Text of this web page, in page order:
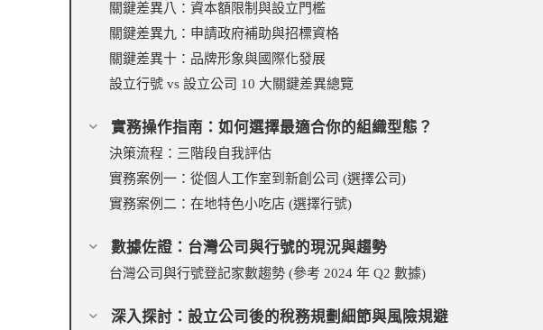
關鍵差異八：資本額限制與設立門檻
關鍵差異九：申請政府補助與招標資格
關鍵差異十：品牌形象與國際化發展
設立行號 vs 設立公司 10 大關鍵差異總覽
實務操作指南：如何選擇最適合你的組織型態？
決策流程：三階段自我評估
實務案例一：從個人工作室到新創公司 (選擇公司)
實務案例二：在地特色小吃店 (選擇行號)
數據佐證：台灣公司與行號的現況與趨勢
台灣公司與行號登記家數趨勢 (參考 2024 年 Q2 數據)
深入探討：設立公司後的稅務規劃細節與風險規避